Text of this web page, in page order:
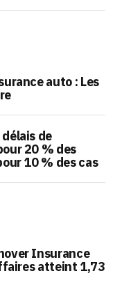
auto : Les
de
20 % des
10 % des cas
Insurance
atteint 1,73